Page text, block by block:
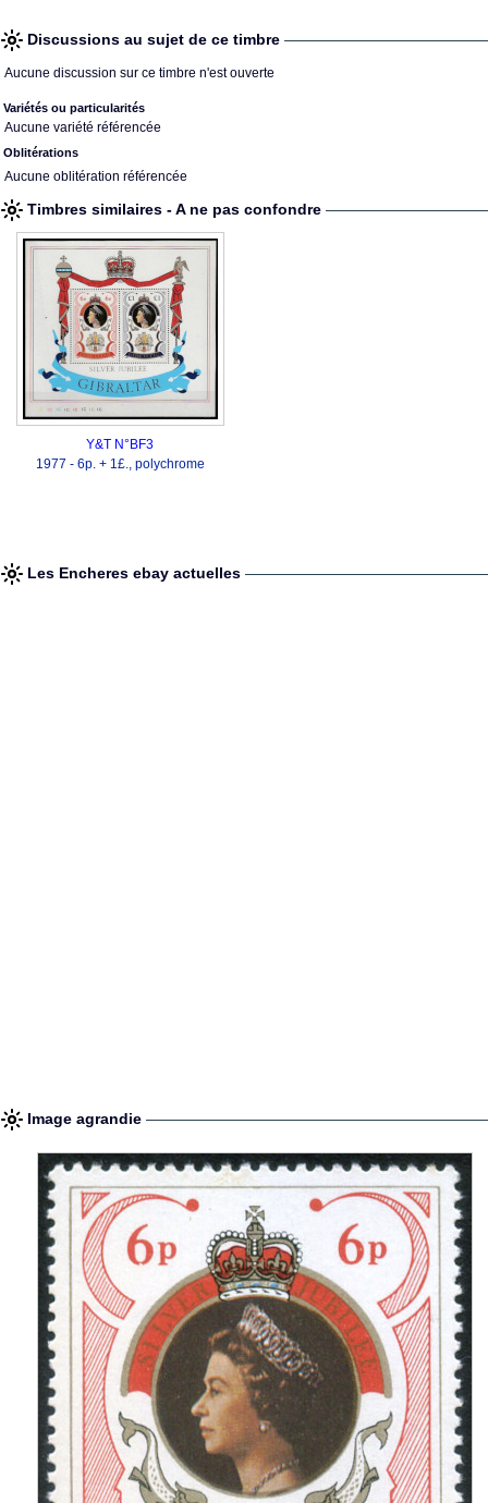
Discussions au sujet de ce timbre
Aucune discussion sur ce timbre n'est ouverte
Variétés ou particularités
Aucune variété référencée
Oblitérations
Aucune oblitération référencée
Timbres similaires - A ne pas confondre
Y&T N°BF3
1977 - 6p. + 1£., polychrome
Les Encheres ebay actuelles
Image agrandie